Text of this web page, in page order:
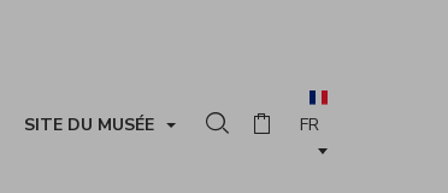
SITE DU MUSÉE Rechercher dans la collection
Panier